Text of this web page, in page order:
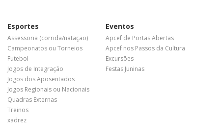
Esportes
Assessoria (corrida/natação)
Campeonatos ou Torneios
Futebol
Jogos de Integração
Jogos dos Aposentados
Jogos Regionais ou Nacionais
Quadras Externas
Treinos
xadrez
Eventos
Apcef de Portas Abertas
Apcef nos Passos da Cultura
Excursões
Festas Juninas